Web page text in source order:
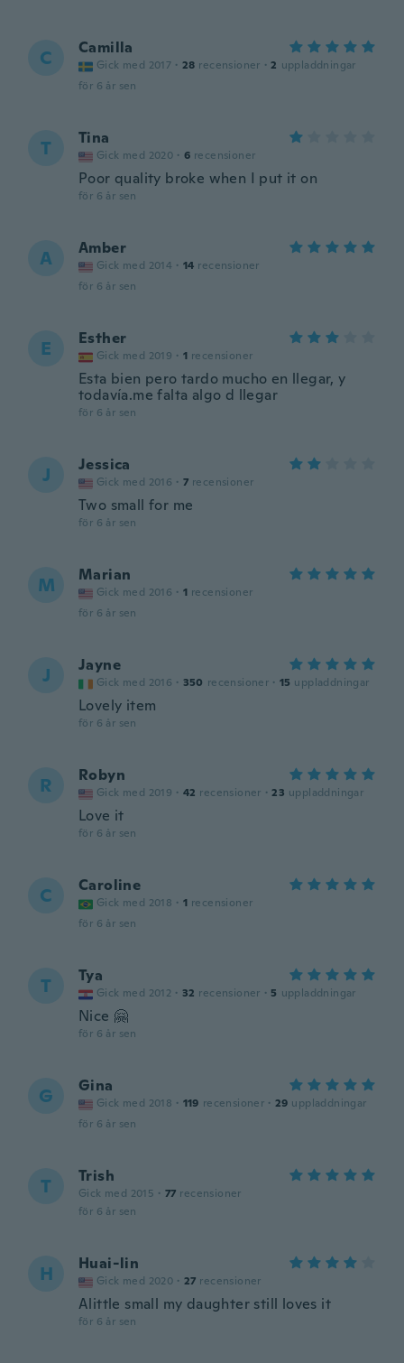
C Camilla
Gick med 2017 · 28 recensioner · 2 uppladdningar
för 6 år sen
T Tina
Gick med 2020 · 6 recensioner
Poor quality broke when I put it on
för 6 år sen
A Amber
Gick med 2014 · 14 recensioner
för 6 år sen
E Esther
Gick med 2019 · 1 recensioner
Esta bien pero tardo mucho en llegar, y
todavía.me falta algo d llegar
för 6 år sen
J Jessica
Gick med 2016 · 7 recensioner
Two small for me
för 6 år sen
M Marian
Gick med 2016 · 1 recensioner
för 6 år sen
J Jayne
Gick med 2016 · 350 recensioner · 15 uppladdningar
Lovely item
för 6 år sen
R Robyn
Gick med 2019 · 42 recensioner · 23 uppladdningar
Love it
för 6 år sen
C Caroline
Gick med 2018 · 1 recensioner
för 6 år sen
T Tya
Gick med 2012 · 32 recensioner · 5 uppladdningar
Nice 🤗
för 6 år sen
G Gina
Gick med 2018 · 119 recensioner · 29 uppladdningar
för 6 år sen
T Trish
Gick med 2015 · 77 recensioner
för 6 år sen
H Huai-lin
Gick med 2020 · 27 recensioner
Alittle small my daughter still loves it
för 6 år sen